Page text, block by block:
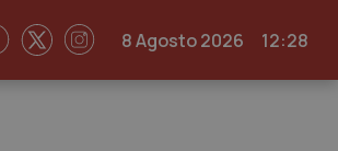
8 Agosto 2026 12:28